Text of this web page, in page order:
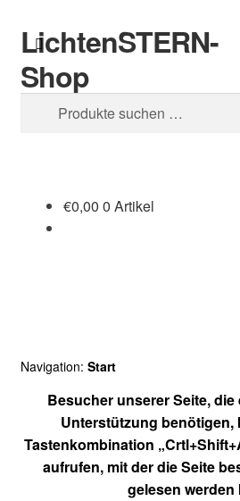
Zur
Navigation
springen
Zum
Inhalt
springen
LichtenSTERN-
Shop
Suchen
Suchen
€0,00 0 Artikel
Navigation: Start
Besucher unserer Seite,
Unterstützung benötigen,
Tastenkombination
aufrufen, mit der die Seite
gelesen werden